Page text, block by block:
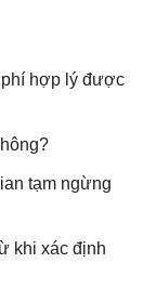
hợp lý được
tạm ngừng
khi xác định